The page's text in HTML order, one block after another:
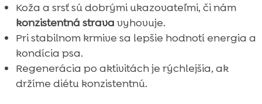
Koža a srsť sú dobrými ukazovateľmi, či nám
konzistentná strava vyhovuje.
Pri stabilnom krmive sa lepšie hodnotí energia a
kondícia psa.
Regenerácia po aktivitách je rýchlejšia, ak
držíme diétu konzistentnú.